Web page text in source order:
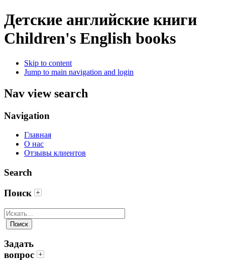
Детские английские книги
Children's English books
Skip to content
Jump to main navigation and login
Nav view search
Navigation
Главная
О нас
Отзывы клиентов
Search
Поиск
Задать
вопрос